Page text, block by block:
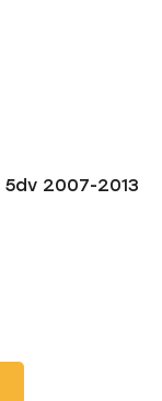
2007-2013